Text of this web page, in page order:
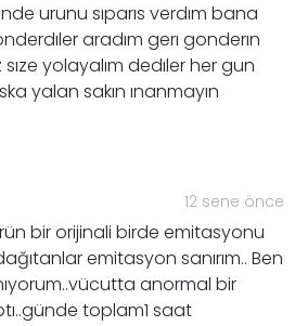
urunu sıparıs verdım bana
aradım gerı gonderın
yolayalım dedıler her gun
yalan sakın ınanmayın
12 sene önce
bir orijinali birde emitasyonu
emitasyon sanırım.. Ben
anormal bir
toplam1 saat